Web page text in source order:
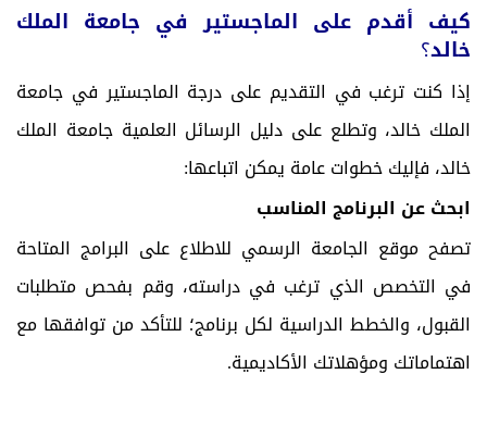
كيف أقدم على الماجستير في جامعة الملك
خالد؟
إذا كنت ترغب في التقديم على درجة الماجستير في جامعة
الملك خالد، وتطلع على دليل الرسائل العلمية جامعة الملك
خالد، فإليك خطوات عامة يمكن اتباعها:
ابحث عن البرنامج المناسب
تصفح موقع الجامعة الرسمي للاطلاع على البرامج المتاحة
في التخصص الذي ترغب في دراسته، وقم بفحص متطلبات
القبول، والخطط الدراسية لكل برنامج؛ للتأكد من توافقها مع
اهتماماتك ومؤهلاتك الأكاديمية.